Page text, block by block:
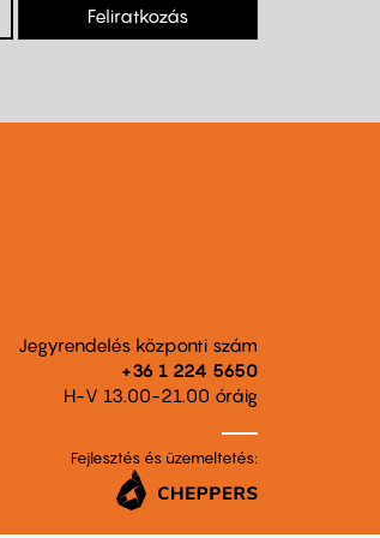
Feliratkozás
Jegyrendelés központi szám
+36 1 224 5650
H-V 13.00-21.00 óráig
Fejlesztés és üzemeltetés: